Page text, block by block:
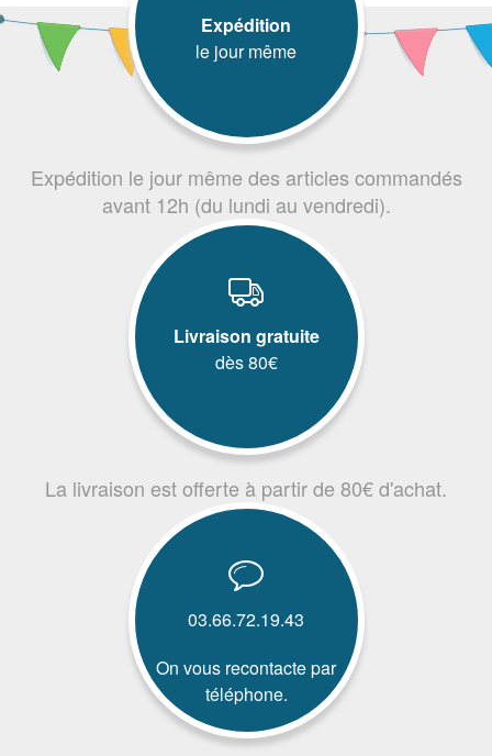
Expédition
le jour même
Expédition le jour même des articles commandés
avant 12h (du lundi au vendredi).
Livraison gratuite
dès 80€
La livraison est offerte à partir de 80€ d'achat.
03.66.72.19.43
On vous recontacte par
téléphone.